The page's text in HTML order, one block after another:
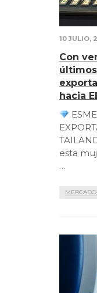
10 JULIO,
Con
hacia
esta
…